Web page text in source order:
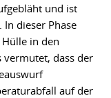
und ist
dieser Phase
in den
vermutet, dass der
auf der